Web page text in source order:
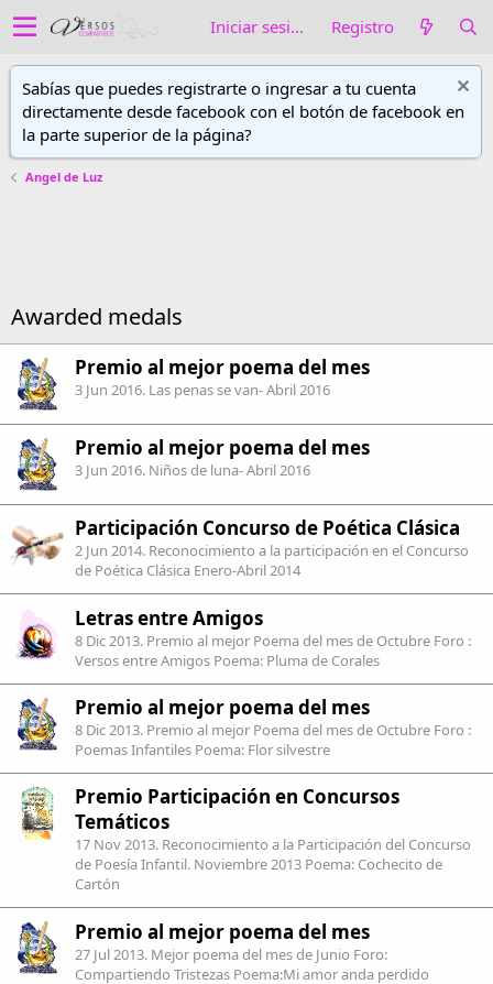
Iniciar sesión Registro
Sabías que puedes registrarte o ingresar a tu cuenta
directamente desde facebook con el botón de facebook en
la parte superior de la página?
Angel de Luz
Awarded medals
Premio al mejor poema del mes
3 Jun 2016. Las penas se van- Abril 2016
Premio al mejor poema del mes
3 Jun 2016. Niños de luna- Abril 2016
Participación Concurso de Poética Clásica
2 Jun 2014. Reconocimiento a la participación en el Concurso
de Poética Clásica Enero-Abril 2014
Letras entre Amigos
8 Dic 2013. Premio al mejor Poema del mes de Octubre Foro :
Versos entre Amigos Poema: Pluma de Corales
Premio al mejor poema del mes
8 Dic 2013. Premio al mejor Poema del mes de Octubre Foro :
Poemas Infantiles Poema: Flor silvestre
Premio Participación en Concursos
Temáticos
17 Nov 2013. Reconocimiento a la Participación del Concurso
de Poesía Infantil. Noviembre 2013 Poema: Cochecito de
Cartón
Premio al mejor poema del mes
27 Jul 2013. Mejor poema del mes de Junio Foro:
Compartiendo Tristezas Poema:Mi amor anda perdido